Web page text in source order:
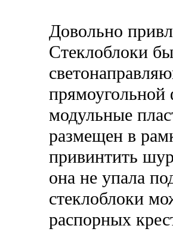
Довольно
Стеклоблоки
модульные
размещен в
привинтить
она не упала
стеклоблоки
распорных